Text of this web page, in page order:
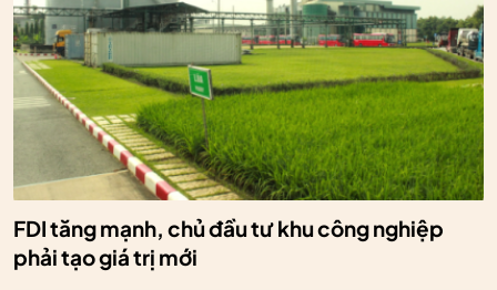
FDI tăng mạnh, chủ đầu tư khu công nghiệp
phải tạo giá trị mới